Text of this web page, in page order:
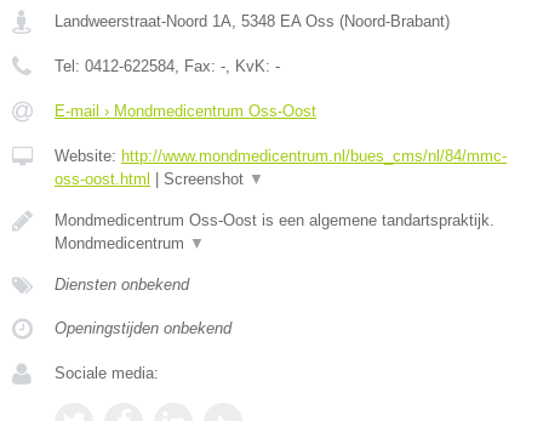
Landweerstraat-Noord 1A, 5348 EA Oss (Noord-Brabant)
Tel: 0412-622584, Fax: -, KvK: -
E-mail › Mondmedicentrum Oss-Oost
Website: http://www.mondmedicentrum.nl/bues_cms/nl/84/mmc-
oss-oost.html
Screenshot ▼
Mondmedicentrum Oss-Oost is een algemene tandartspraktijk.
Mondmedicentrum ▼
Diensten onbekend
Openingstijden onbekend
Sociale media: